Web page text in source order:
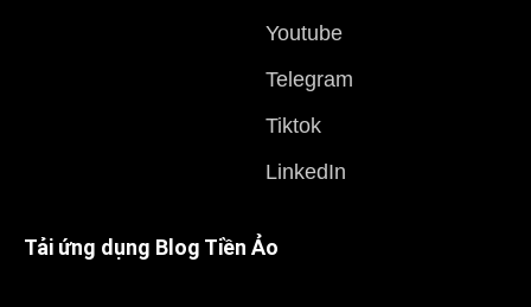
Youtube
Telegram
Tiktok
LinkedIn
Tải ứng dụng Blog Tiền Ảo